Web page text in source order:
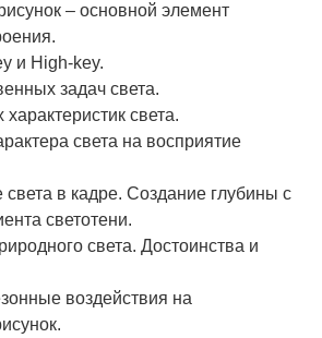
– основной элемент
и High-key.
задач света.
света.
света на восприятие
света в кадре. Создание глубины с
светотени.
света. Достоинства и
воздействия на